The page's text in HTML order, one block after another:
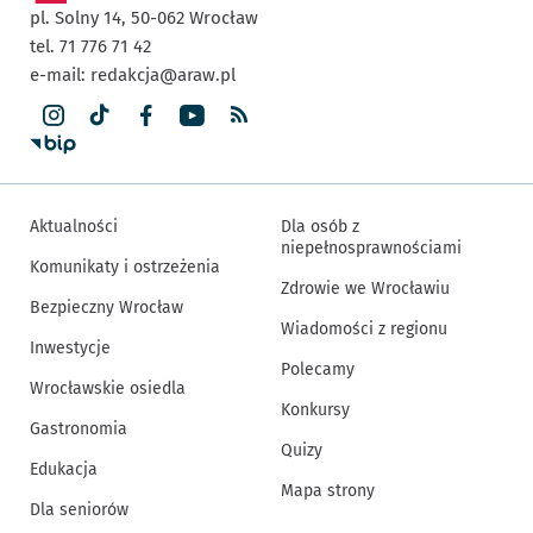
pl. Solny 14, 50-062 Wrocław
tel. 71 776 71 42
e-mail: redakcja@araw.pl
Aktualności
Komunikaty i ostrzeżenia
Bezpieczny Wrocław
Inwestycje
Wrocławskie osiedla
Gastronomia
Edukacja
Dla seniorów
Dla osób z
niepełnosprawnościami
Zdrowie we Wrocławiu
Wiadomości z regionu
Polecamy
Konkursy
Quizy
Mapa strony